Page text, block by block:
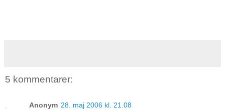
5 kommentarer:
Anonym 28. maj 2006 kl. 21.08